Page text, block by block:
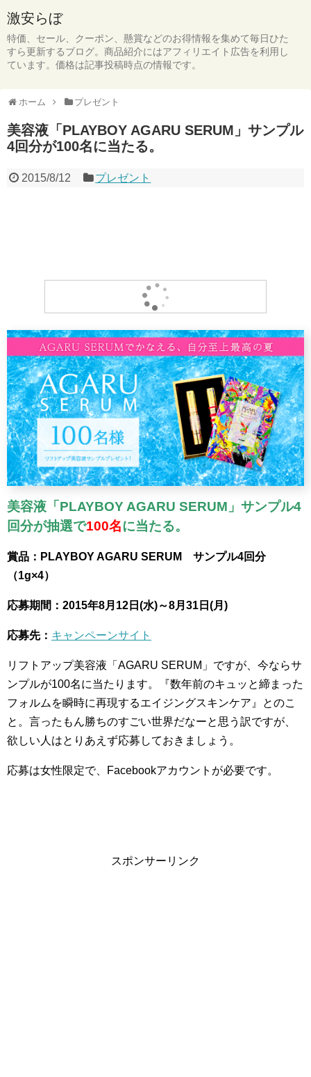
激安らぼ
特価、セール、クーポン、懸賞などのお得情報を集めて毎日ひた
すら更新するブログ。商品紹介にはアフィリエイト広告を利用し
ています。価格は記事投稿時点の情報です。
ホーム プレゼント
美容液「PLAYBOY AGARU SERUM」サンプル
4回分が100名に当たる。
2015/8/12 プレゼント
美容液「PLAYBOY AGARU SERUM」サンプル4
回分が抽選で100名に当たる。
賞品：PLAYBOY AGARU SERUM サンプル4回分
（1g×4）
応募期間：2015年8月12日(水)～8月31日(月)
応募先： キャンペーンサイト
リフトアップ美容液「AGARU SERUM」ですが、今ならサ
ンプルが100名に当たります。『数年前のキュッと締まった
フォルムを瞬時に再現するエイジングスキンケア』とのこ
と。言ったもん勝ちのすごい世界だなーと思う訳ですが、
欲しい人はとりあえず応募しておきましょう。
応募は女性限定で、Facebookアカウントが必要です。
スポンサーリンク